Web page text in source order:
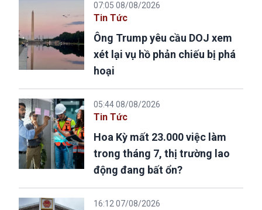
07:05 08/08/2026
Tin Tức
Ông Trump yêu cầu DOJ xem
xét lại vụ hồ phản chiếu bị phá
hoại
05:44 08/08/2026
Tin Tức
Hoa Kỳ mất 23.000 việc làm
trong tháng 7, thị trường lao
động đang bất ổn?
16:12 07/08/2026